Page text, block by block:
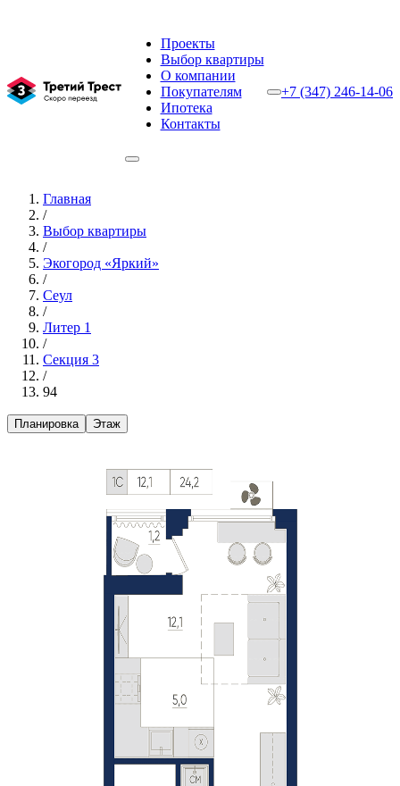
Проекты
Выбор квартиры
О компании
Покупателям
Ипотека
Контакты
+7 (347) 246-14-06
Главная
/
Выбор квартиры
/
Экогород «Яркий»
/
Сеул
/
Литер 1
/
Секция 3
/
94
Планировка Этаж